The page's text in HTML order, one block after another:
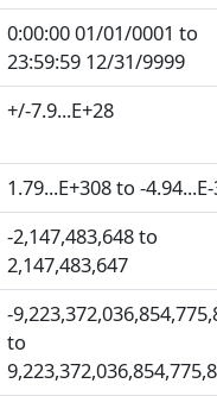
0:00:00 01/01/0001 to
23:59:59 12/31/9999
+/-7.9...E+28
1.79...E+308 to -
-2,147,483,648 to
2,147,483,647
-
to